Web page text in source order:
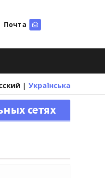
Почта
| Українська
сетях